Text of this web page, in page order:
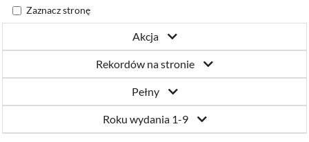
Zaznacz stronę
Akcja
Rekordów na stronie
Pełny
Roku wydania 1-9